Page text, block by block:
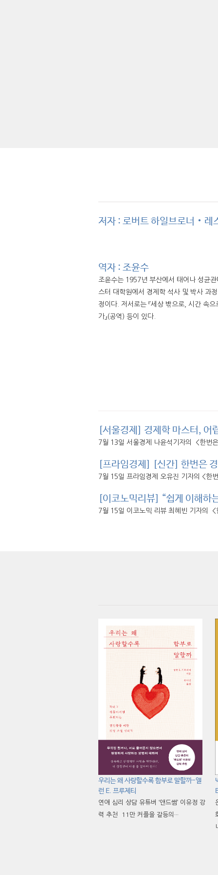
저자 : 로버트 하일브로너‧레
역자 : 조윤수
조윤수는 1957년 부산에서 태어나 성균
스터 대학원에서 경제학 석사 및 박사 과
정이다. 저서로는 『세상 밖으로, 시간 속으
가』(공역) 등이 있다.
[서울경제] 경제학 마스터, 어
7월 13일 서울경제 나윤석기자의 <한번
[프라임경제] [신간] 한번은
7월 15일 프라임경제 오유진 기자의 <한
[이코노믹리뷰] “쉽게 이해하
7월 15일 이코노믹 리뷰 최혜빈 기자의
우리는 왜 사랑할수록 함부로 말할까-앨
런 E. 프루제티
연애 심리 상담 유튜버 ‘앤드쌤’ 이유정 강
력 추천 11만 커플을 갈등의···